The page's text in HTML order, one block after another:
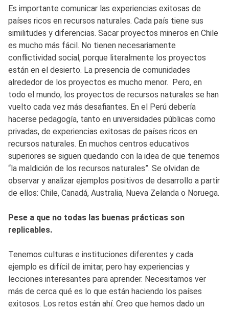
Es importante comunicar las experiencias exitosas de
países ricos en recursos naturales. Cada país tiene sus
similitudes y diferencias. Sacar proyectos mineros en Chile
es mucho más fácil. No tienen necesariamente
conflictividad social, porque literalmente los proyectos
están en el desierto. La presencia de comunidades
alrededor de los proyectos es mucho menor. Pero, en
todo el mundo, los proyectos de recursos naturales se han
vuelto cada vez más desafiantes. En el Perú debería
hacerse pedagogía, tanto en universidades públicas como
privadas, de experiencias exitosas de países ricos en
recursos naturales. En muchos centros educativos
superiores se siguen quedando con la idea de que tenemos
“la maldición de los recursos naturales”. Se olvidan de
observar y analizar ejemplos positivos de desarrollo a partir
de ellos: Chile, Canadá, Australia, Nueva Zelanda o Noruega.
Pese a que no todas las buenas prácticas son
replicables.
Tenemos culturas e instituciones diferentes y cada
ejemplo es difícil de imitar, pero hay experiencias y
lecciones interesantes para aprender. Necesitamos ver
más de cerca qué es lo que están haciendo los países
exitosos. Los retos están ahí. Creo que hemos dado un